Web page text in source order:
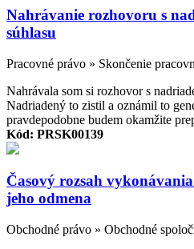
Nahrávanie rozhovoru s
súhlasu
Pracovné právo » Skončenie
Nahrávala som si rozhovor s
Nadriadený to zistil a oznámil to
pravdepodobne budem okamžite
Kód: PRSK00139
Časový rozsah
jeho odmena
Obchodné právo » Obchodné